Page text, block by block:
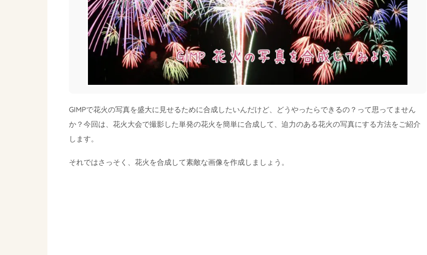
GIMPで花火の写真を盛大に見せるために合成したいんだけど、どうやったらできるの？って思ってません
か？今回は、花火大会で撮影した単発の花火を簡単に合成して、迫力のある花火の写真にする方法をご紹介
します。
それではさっそく、花火を合成して素敵な画像を作成しましょう。